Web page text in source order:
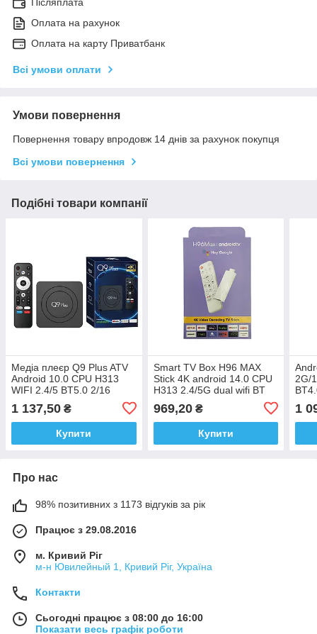
Післяплата
Оплата на рахунок
Оплата на карту Приватбанк
Всі умови оплати
Умови повернення
Повернення товару впродовж 14 днів за рахунок покупця
Всі умови повернення
Подібні товари компанії
Медіа плеєр Q9 Plus ATV
Android 10.0 CPU H313
WIFI 2.4/5 BT5.0 2/16
1 137,50 ₴
Купити
Smart TV Box H96 MAX
Stick 4K android 14.0 CPU
H313 2.4/5G dual wifi BT
969,20₴
Купити
2G/
1
Про нас
98% позитивних з 1173 відгуків за рік
Працює з 29.08.2016
м. Кривий Ріг
м-н Ювилейный 1, Кривий Ріг, Україна
Контакти
Сьогодні працює з 08:00 до 16:00
Показати весь графік роботи